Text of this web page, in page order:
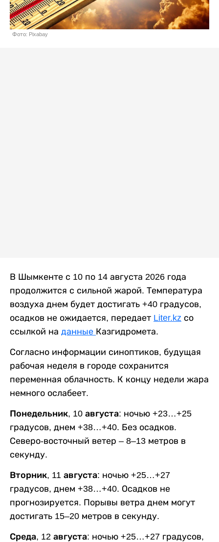
Фото: Pixabay
В Шымкенте с 10 по 14 августа 2026 года
продолжится с сильной жарой. Температура
воздуха днем будет достигать +40 градусов,
осадков не ожидается, передает Liter.kz со
ссылкой на данные Казгидромета.
Согласно информации синоптиков, будущая
рабочая неделя в городе сохранится
переменная облачность. К концу недели жара
немного ослабеет.
Понедельник, 10 августа: ночью +23…+25
градусов, днем +38…+40. Без осадков.
Северо-восточный ветер – 8–13 метров в
секунду.
Вторник, 11 августа: ночью +25…+27
градусов, днем +38…+40. Осадков не
прогнозируется. Порывы ветра днем могут
достигать 15–20 метров в секунду.
Среда, 12 августа: ночью +25…+27 градусов,